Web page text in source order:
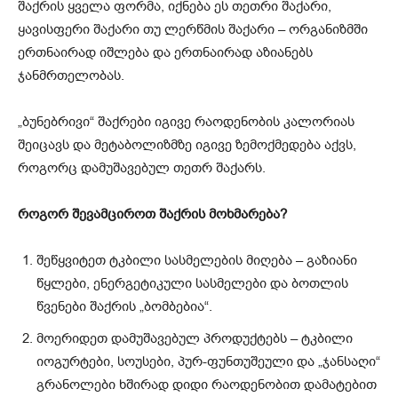
შაქრის ყველა ფორმა, იქნება ეს თეთრი შაქარი,
ყავისფერი შაქარი თუ ლერწმის შაქარი – ორგანიზმში
ერთნაირად იშლება და ერთნაირად აზიანებს
ჯანმრთელობას.
„ბუნებრივი“ შაქრები იგივე რაოდენობის კალორიას
შეიცავს და მეტაბოლიზმზე იგივე ზემოქმედება აქვს,
როგორც დამუშავებულ თეთრ შაქარს.
როგორ შევამციროთ შაქრის მოხმარება?
შეწყვიტეთ ტკბილი სასმელების მიღება – გაზიანი
წყლები, ენერგეტიკული სასმელები და ბოთლის
წვენები შაქრის „ბომბებია“.
მოერიდეთ დამუშავებულ პროდუქტებს – ტკბილი
იოგურტები, სოუსები, პურ-ფუნთუშეული და „ჯანსაღი“
გრანოლები ხშირად დიდი რაოდენობით დამატებით